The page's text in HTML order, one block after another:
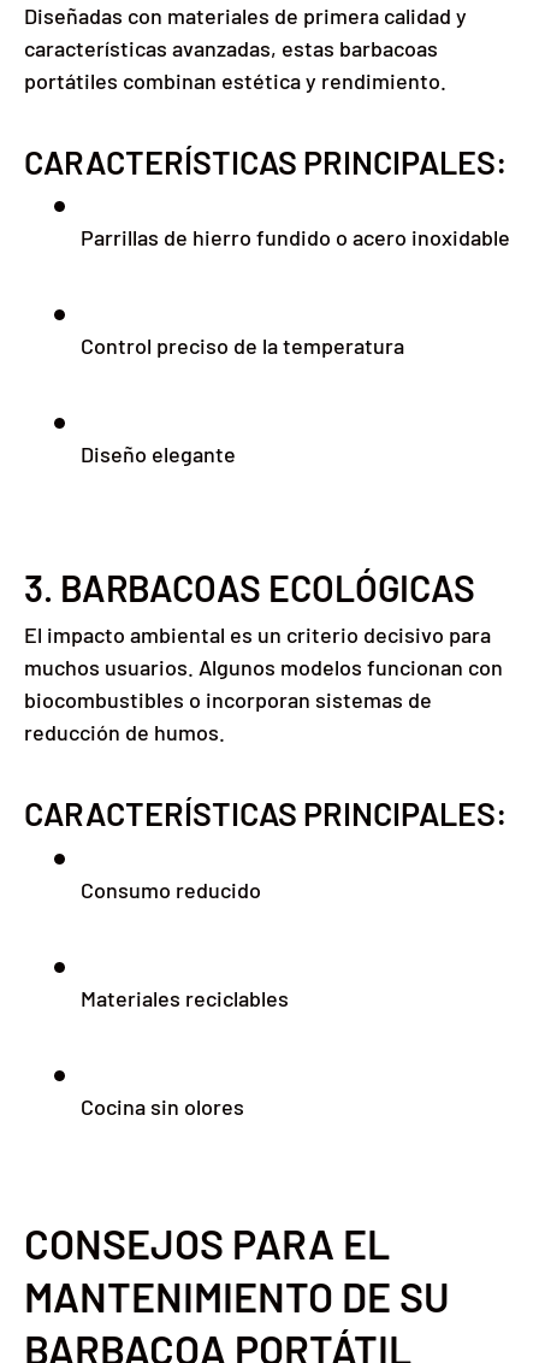
Diseñadas con materiales de primera calidad y
características avanzadas, estas barbacoas
portátiles combinan estética y rendimiento.
CARACTERÍSTICAS PRINCIPALES:
Parrillas de hierro fundido o acero inoxidable
Control preciso de la temperatura
Diseño elegante
3. BARBACOAS ECOLÓGICAS
El impacto ambiental es un criterio decisivo para
muchos usuarios. Algunos modelos funcionan con
biocombustibles o incorporan sistemas de
reducción de humos.
CARACTERÍSTICAS PRINCIPALES:
Consumo reducido
Materiales reciclables
Cocina sin olores
CONSEJOS PARA EL
MANTENIMIENTO DE SU
BARBACOA PORTÁTIL